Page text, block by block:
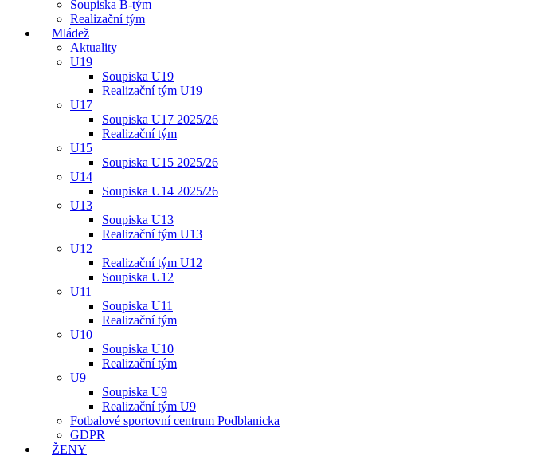
Soupiska B-tým
Realizační tým
Mládež
Aktuality
U19
Soupiska U19
Realizační tým U19
U17
Soupiska U17 2025/26
Realizační tým
U15
Soupiska U15 2025/26
U14
Soupiska U14 2025/26
U13
Soupiska U13
Realizační tým U13
U12
Realizační tým U12
Soupiska U12
U11
Soupiska U11
Realizační tým
U10
Soupiska U10
Realizační tým
U9
Soupiska U9
Realizační tým U9
Fotbalové sportovní centrum Podblanicka
GDPR
ŽENY